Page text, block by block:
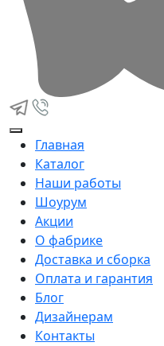
Главная
Каталог
Наши работы
Шоурум
Акции
О фабрике
Доставка и сборка
Оплата и гарантия
Блог
Дизайнерам
Контакты